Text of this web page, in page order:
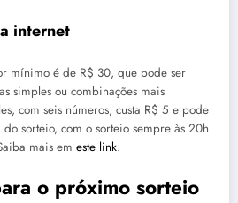
internet
mínimo é de R$ 30, que pode ser
simples ou combinações mais
com seis números, custa R$ 5 e pode
sorteio, com o sorteio sempre às 20h
mais em este link.
o próximo sorteio